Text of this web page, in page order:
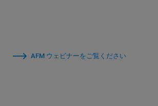
AFM ウェビナーをご覧ください